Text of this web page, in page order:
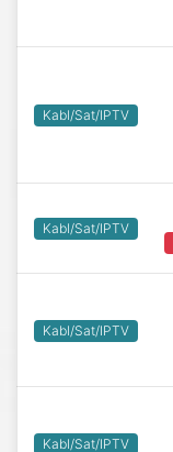
Kabl/Sat/IPTV
Kabl/Sat/IPTV
Kabl/Sat/IPTV
Kabl/Sat/IPTV